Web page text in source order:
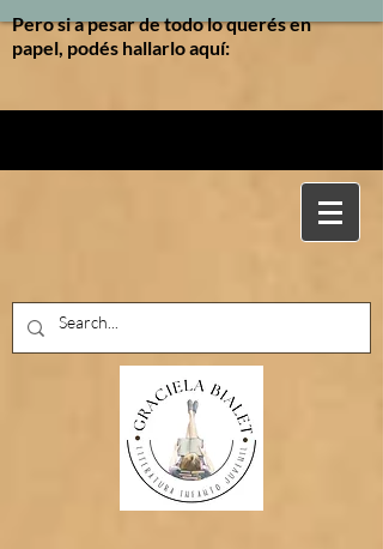
Pero si a pesar de todo lo querés en
papel, podés hallarlo aquí: